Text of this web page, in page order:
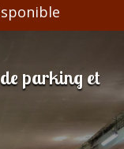
parking et